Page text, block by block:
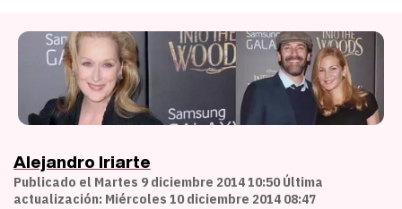
Alejandro Iriarte
Publicado el Martes 9 diciembre 2014 10:50 Última
actualización: Miércoles 10 diciembre 2014 08:47